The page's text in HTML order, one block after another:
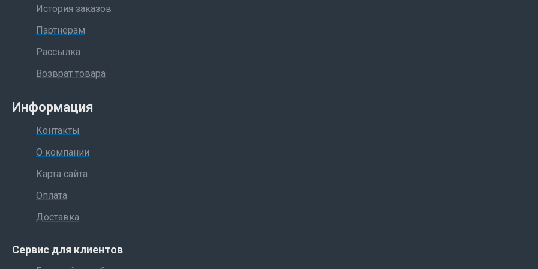
История заказов
Партнерам
Рассылка
Возврат товара
Информация
Контакты
О компании
Карта сайта
Оплата
Доставка
Сервис для клиентов